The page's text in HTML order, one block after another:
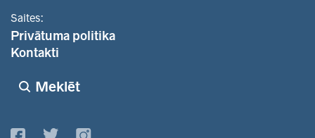
Saites:
Privātuma politika
Kontakti
Meklēt